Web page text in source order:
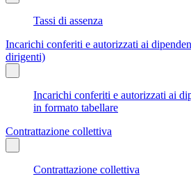
Tassi di assenza
Incarichi conferiti e autorizzati ai
dirigenti)
Incarichi conferiti e autorizzati ai
in formato tabellare
Contrattazione collettiva
Contrattazione collettiva